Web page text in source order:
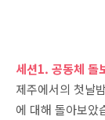
세션1. 공동체 돌
제주에서의 첫날
에 대해 돌아보았